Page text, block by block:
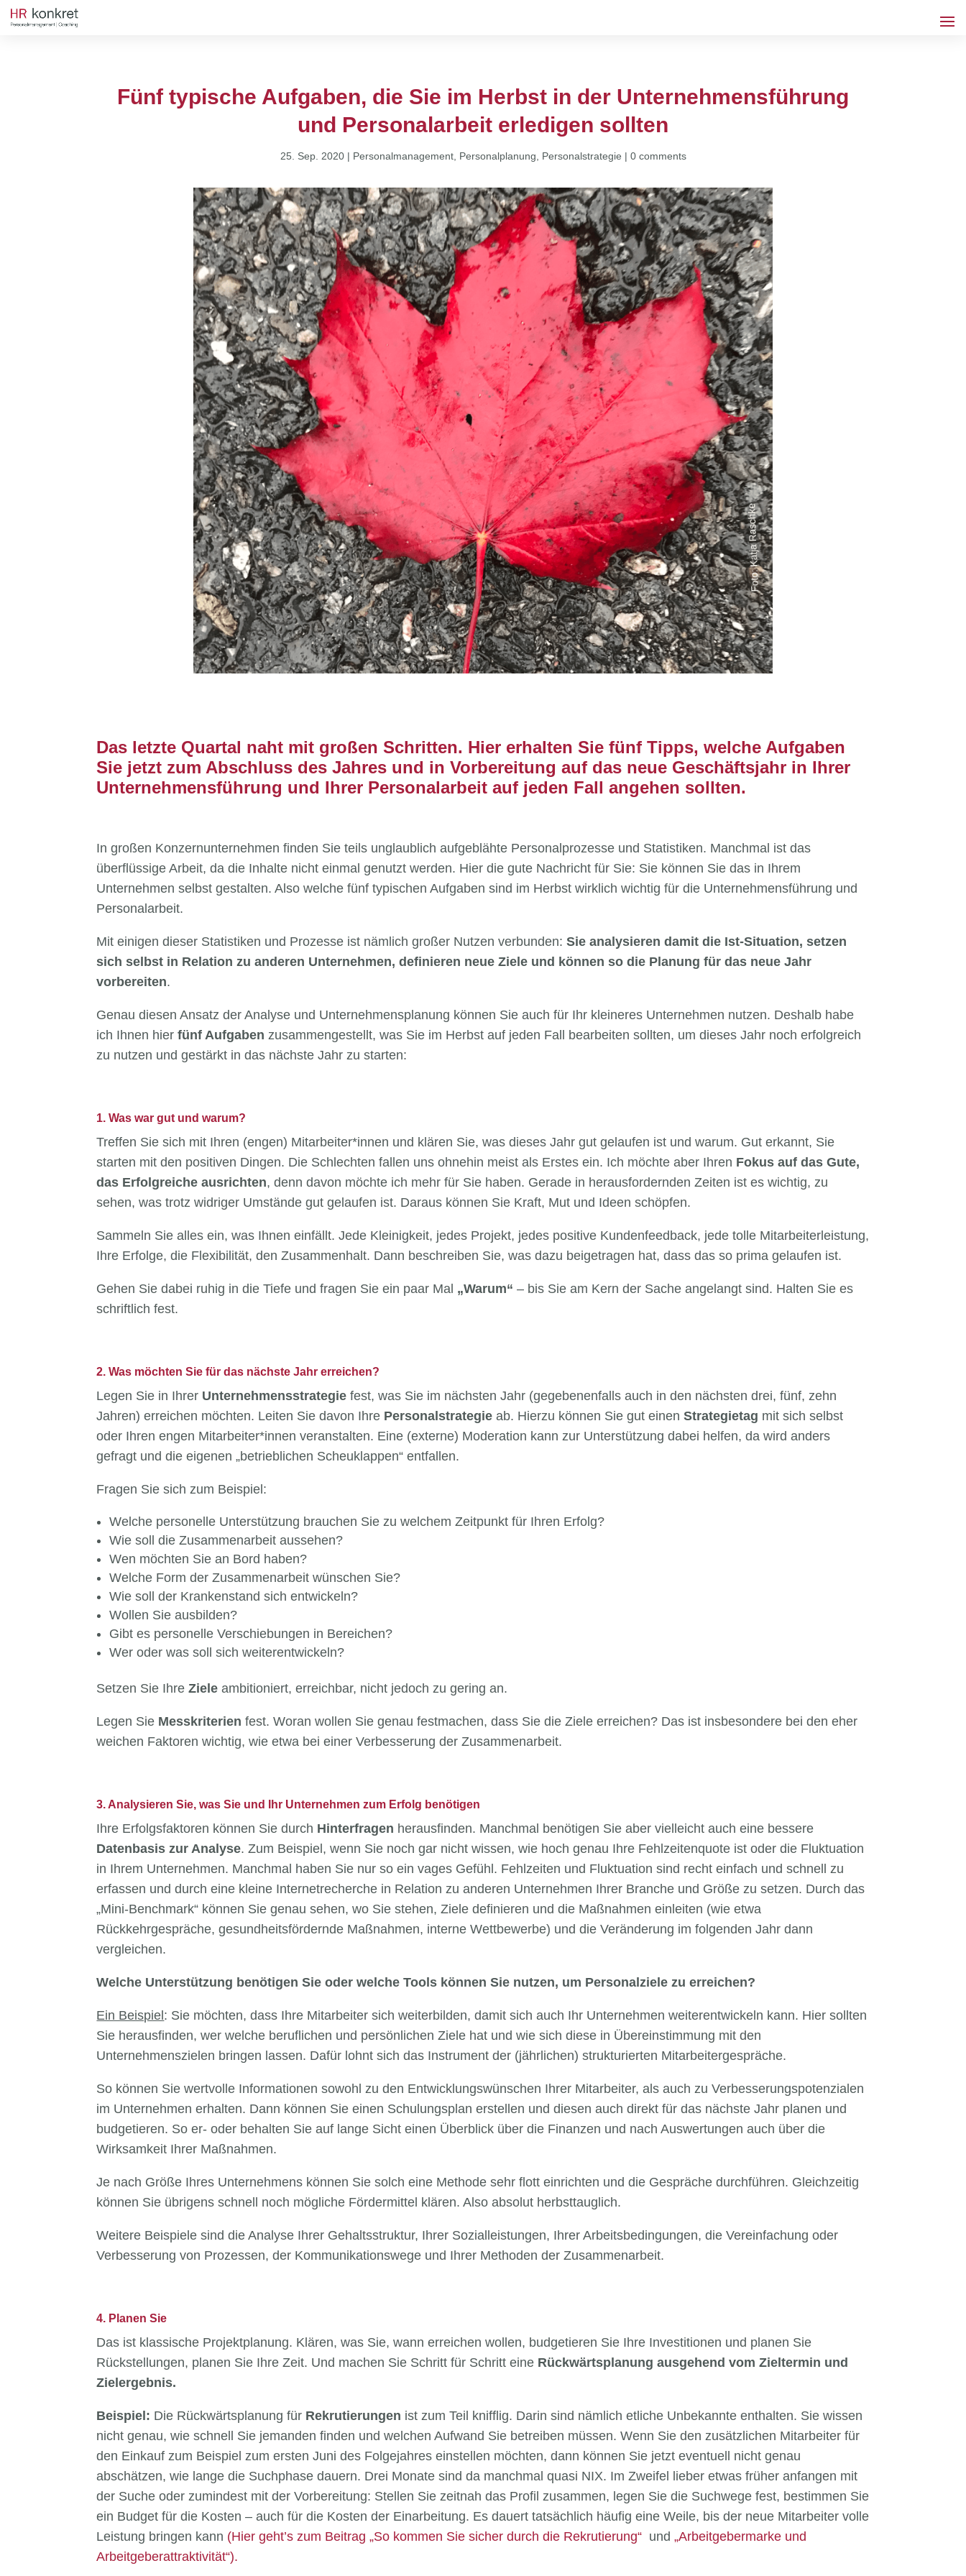
Fünf typische Aufgaben, die Sie im Herbst in der Unternehmensführung
und Personalarbeit erledigen sollten
25. Sep. 2020| Personalmanagement, Personalplanung Personalstrategie | 0 comments
Das letzte Quartal naht mit großen Schritten. Hier erhalten Sie fünf Tipps, welche Aufgaben
Sie jetzt zum Abschluss des Jahres und in Vorbereitung auf das neue Geschäftsjahr in Ihrer
Unternehmensführung und Ihrer Personalarbeit auf jeden Fall angehen sollten.
In großen Konzernunternehmen finden Sie teils unglaublich aufgeblähte Personalprozesse und Statistiken. Manchmal ist das
überflüssige Arbeit, da die Inhalte nicht einmal genutzt werden. Hier die gute Nachricht für Sie: Sie können Sie das in Ihrem
Unternehmen selbst gestalten. Also welche fünf typischen Aufgaben sind im Herbst wirklich wichtig für die Unternehmensführung und
Personalarbeit.
Mit einigen dieser Statistiken und Prozesse ist nämlich großer Nutzen verbunden:Sie analysieren damit die Ist-Situation, setzen
sich selbst in Relation zu anderen Unternehmen, definieren neue Ziele und können so die Planung für das neue Jahr
vorbereiten.
Genau diesen Ansatz der Analyse und Unternehmensplanung können Sie auch für Ihr kleineres Unternehmen nutzen. Deshalb habe
ich Ihnen hierfünf Aufgaben zusammengestellt, was Sie im Herbst auf jeden Fall bearbeiten sollten, um dieses Jahr noch erfolgreich
zu nutzen und gestärkt in das nächste Jahr zu starten:
1. Was war gut und warum?
Treffen Sie sich mit Ihren (engen) Mitarbeiter*innen und klären Sie, was dieses Jahr gut gelaufen ist und warum. Gut erkannt, Sie
starten mit den positiven Dingen. Die Schlechten fallen uns ohnehin meist als Erstes ein. Ich möchte aber Ihren Fokus auf das Gute,
das Erfolgreiche ausrichten, denn davon möchte ich mehr für Sie haben. Gerade in herausfordernden Zeiten ist es wichtig, zu
sehen, was trotz widriger Umstände gut gelaufen ist. Daraus können Sie Kraft, Mut und Ideen schöpfen.
Sammeln Sie alles ein, was Ihnen einfällt. Jede Kleinigkeit, jedes Projekt, jedes positive Kundenfeedback, jede tolle Mitarbeiterleistung,
Ihre Erfolge, die Flexibilität, den Zusammenhalt. Dann beschreiben Sie, was dazu beigetragen hat, dass das so prima gelaufen ist.
Gehen Sie dabei ruhig in die Tiefe und fragen Sie ein paar Mal „Warum“ – bis Sie am Kern der Sache angelangt sind. Halten Sie es
schriftlich fest.
2. Was möchten Sie für das nächste Jahr erreichen?
Legen Sie in Ihrer Unternehmensstrategie fest, was Sie im nächsten Jahr (gegebenenfalls auch in den nächsten drei, fünf, zehn
Jahren) erreichen möchten. Leiten Sie davon Ihre Personalstrategie ab. Hierzu können Sie gut einenStrategietag mit sich selbst
oder Ihren engen Mitarbeiter*innen veranstalten. Eine (externe) Moderation kann zur Unterstützung dabei helfen, da wird anders
gefragt und die eigenen „betrieblichen Scheuklappen“ entfallen.
Fragen Sie sich zum Beispiel:
Welche personelle Unterstützung brauchen Sie zu welchem Zeitpunkt für Ihren Erfolg?
Wie soll die Zusammenarbeit aussehen?
Wen möchten Sie an Bord haben?
Welche Form der Zusammenarbeit wünschen Sie?
Wie soll der Krankenstand sich entwickeln?
Wollen Sie ausbilden?
Gibt es personelle Verschiebungen in Bereichen?
Wer oder was soll sich weiterentwickeln?
Setzen Sie IhreZiele ambitioniert, erreichbar, nicht jedoch zu gering an.
Legen Sie Messkriterien fest. Woran wollen Sie genau festmachen, dass Sie die Ziele erreichen? Das ist insbesondere bei den eher
weichen Faktoren wichtig, wie etwa bei einer Verbesserung der Zusammenarbeit.
3. Analysieren Sie, was Sie und Ihr Unternehmen zum Erfolg benötigen
Ihre Erfolgsfaktoren können Sie durch Hinterfragen herausfinden. Manchmal benötigen Sie aber vielleicht auch eine bessere
Datenbasis zur Analyse. Zum Beispiel, wenn Sie noch gar nicht wissen, wie hoch genau Ihre Fehlzeitenquote ist oder die Fluktuation
in Ihrem Unternehmen. Manchmal haben Sie nur so ein vages Gefühl. Fehlzeiten und Fluktuation sind recht einfach und schnell zu
erfassen und durch eine kleine Internetrecherche in Relation zu anderen Unternehmen Ihrer Branche und Größe zu setzen. Durch das
„Mini-Benchmark“ können Sie genau sehen, wo Sie stehen, Ziele definieren und die Maßnahmen einleiten (wie etwa
Rückkehrgespräche, gesundheitsfördernde Maßnahmen, interne Wettbewerbe) und die Veränderung im folgenden Jahr dann
vergleichen.
Welche Unterstützung benötigen Sie oder welche Tools können Sie nutzen, um Personalziele zu erreichen?
Ein Beispiel : Sie möchten, dass Ihre Mitarbeiter sich weiterbilden, damit sich auch Ihr Unternehmen weiterentwickeln kann. Hier sollten
Sie herausfinden, wer welche beruflichen und persönlichen Ziele hat und wie sich diese in Übereinstimmung mit den
Unternehmenszielen bringen lassen. Dafür lohnt sich das Instrument der (jährlichen) strukturierten Mitarbeitergespräche.
So können Sie wertvolle Informationen sowohl zu den Entwicklungswünschen Ihrer Mitarbeiter, als auch zu Verbesserungspotenzialen
im Unternehmen erhalten. Dann können Sie einen Schulungsplan erstellen und diesen auch direkt für das nächste Jahr planen und
budgetieren. So er- oder behalten Sie auf lange Sicht einen Überblick über die Finanzen und nach Auswertungen auch über die
Wirksamkeit Ihrer Maßnahmen.
Je nach Größe Ihres Unternehmens können Sie solch eine Methode sehr flott einrichten und die Gespräche durchführen. Gleichzeitig
können Sie übrigens schnell noch mögliche Fördermittel klären. Also absolut herbsttauglich.
Weitere Beispiele sind die Analyse Ihrer Gehaltsstruktur, Ihrer Sozialleistungen, Ihrer Arbeitsbedingungen, die Vereinfachung oder
Verbesserung von Prozessen, der Kommunikationswege und Ihrer Methoden der Zusammenarbeit.
4. Planen Sie
Das ist klassische Projektplanung. Klären, was Sie, wann erreichen wollen, budgetieren Sie Ihre Investitionen und planen Sie
Rückstellungen, planen Sie Ihre Zeit. Und machen Sie Schritt für Schritt eine Rückwärtsplanung ausgehend vom Zieltermin und
Zielergebnis.
Beispiel: Die Rückwärtsplanung für Rekrutierungen ist zum Teil knifflig. Darin sind nämlich etliche Unbekannte enthalten. Sie wissen
nicht genau, wie schnell Sie jemanden finden und welchen Aufwand Sie betreiben müssen. Wenn Sie den zusätzlichen Mitarbeiter für
den Einkauf zum Beispiel zum ersten Juni des Folgejahres einstellen möchten, dann können Sie jetzt eventuell nicht genau
abschätzen, wie lange die Suchphase dauern. Drei Monate sind da manchmal quasi NIX. Im Zweifel lieber etwas früher anfangen mit
der Suche oder zumindest mit der Vorbereitung: Stellen Sie zeitnah das Profil zusammen, legen Sie die Suchwege fest, bestimmen Sie
ein Budget für die Kosten – auch für die Kosten der Einarbeitung. Es dauert tatsächlich häufig eine Weile, bis der neue Mitarbeiter volle
Leistung bringen kann (Hier geht’s zum Beitrag „So kommen Sie sicher durch die Rekrutierung“ und„Arbeitgebermarke und
Arbeitgeberattraktivität“).